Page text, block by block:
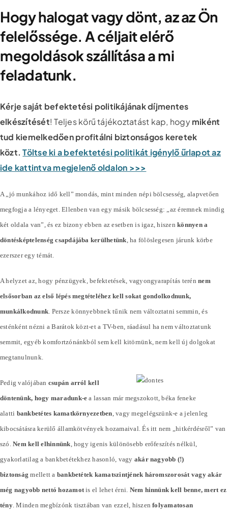
Hogy halogat vagy dönt, az az Ön
felelőssége. A céljait elérő
megoldások szállítása a mi
feladatunk.
Kérje saját befektetési politikájának díjmentes
elkészítését! Teljes körű tájékoztatást kap, hogymiként
tud kiemelkedően profitálni biztonságos keretek
közt. Töltse ki a befektetési politikát igénylő űrlapot az
ide kattintva megjelenő oldalon >>>
A „jó munkához idő kell” mondás, mint minden népi bölcsesség, alapvetően
megfogja a lényeget. Ellenben van egy másik bölcsesség: „az éremnek mindig
két oldala van”, és ez bizony ebben az esetben is igaz, hiszenkönnyen a
döntésképtelenség csapdájába kerülhetünk , ha fölöslegesen járunk körbe
ezerszer egy témát.
A helyzet az, hogy pénzügyek, befektetések, vagyongyarapítás terénnem
elsősorban az első lépés megtételéhez kell sokat gondolkodnunk,
munkálkodnunk . Persze könnyebbnek tűnik nem változtatni semmin, és
esténként nézni a Barátok közt-et a TV-ben, ráadásul ha nem változtatunk
semmit, egyéb komfortzónánkból sem kell kitörnünk, nem kell új dolgokat
megtanulnunk.
Pedig valójában csupán arról kell
döntenünk, hogy maradunk-e a lassan már megszokott, béka feneke
alatti bankbetétes kamatkörnyezetben , vagy megelégszünk-e a jelenleg
kibocsátásra kerülő államkötvények hozamaival. És itt nem „hitkérdésről” van
szó.Nem kell elhinnünk , hogy igenis különösebb erőfeszítés nélkül,
gyakorlatilag a bankbetétekhez hasonló, vagy akár nagyobb (!)
biztonság mellett a bankbetétek kamatszintjének háromszorosát vagy akár
még nagyobb nettó hozamotis el lehet érni. Nem hinnünk kell benne, mert ez
tény. Minden megbízónk tisztában van ezzel, hiszenfolyamatosan